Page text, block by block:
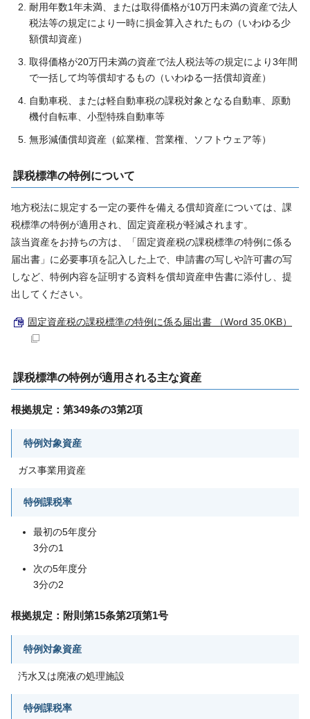
耐用年数1年未満、または取得価格が10万円未満の資産で法人
税法等の規定により一時に損金算入されたもの（いわゆる少
額償却資産）
取得価格が20万円未満の資産で法人税法等の規定により3年間
で一括して均等償却するもの（いわゆる一括償却資産）
自動車税、または軽自動車税の課税対象となる自動車、原動
機付自転車、小型特殊自動車等
無形減価償却資産（鉱業権、営業権、ソフトウェア等）
課税標準の特例について
地方税法に規定する一定の要件を備える償却資産については、課
税標準の特例が適用され、固定資産税が軽減されます。
該当資産をお持ちの方は、「固定資産税の課税標準の特例に係る
届出書」に必要事項を記入した上で、申請書の写しや許可書の写
しなど、特例内容を証明する資料を償却資産申告書に添付し、提
出してください。
固定資産税の課税標準の特例に係る届出書 （Word 35.0KB）
課税標準の特例が適用される主な資産
根拠規定：第349条の3第2項
特例対象資産
ガス事業用資産
特例課税率
最初の5年度分
3分の1
次の5年度分
3分の2
根拠規定：附則第15条第2項第1号
特例対象資産
汚水又は廃液の処理施設
特例課税率